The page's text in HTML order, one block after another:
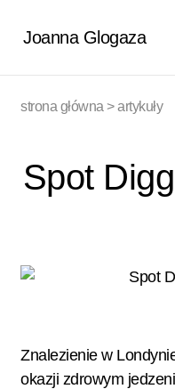
Joanna Glogaza
strona główna >artykuły
Spot
Znalezienie w
okazji zdrowym